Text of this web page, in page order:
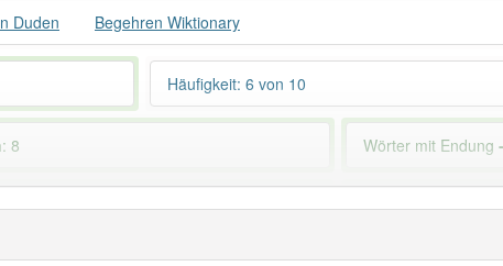
Duden Begehren Wiktionary
Häufigkeit: 6 von 10
: 8 Wörter mit Endung
im Bereich gehoben 92% unserer